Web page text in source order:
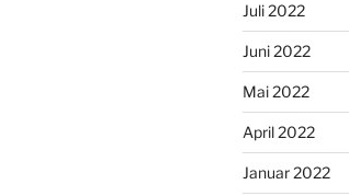
Juli 2022
Juni 2022
Mai 2022
April 2022
Januar 2022